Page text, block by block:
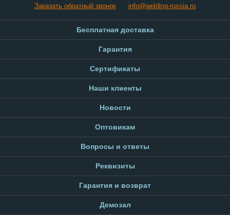
Заказать обратный звонок info@welding-russia.ru
Бесплатная доставка
Гарантия
Сертификаты
Наши клиенты
Новости
Оптовикам
Вопросы и ответы
Реквизиты
Гарантия и возврат
Демозал